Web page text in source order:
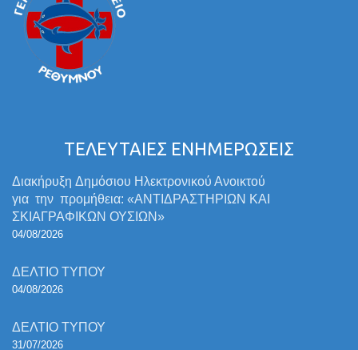
ΤΕΛΕΥΤΑΙΕΣ ΕΝΗΜΕΡΩΣΕΙΣ
Διακήρυξη Δημόσιου Ηλεκτρονικού Ανοικτού
για την προμήθεια: «ΑΝΤΙΔΡΑΣΤΗΡΙΩΝ ΚΑΙ
ΣΚΙΑΓΡΑΦΙΚΩΝ ΟΥΣΙΩΝ»
04/08/2026
ΔΕΛΤΙΟ ΤΥΠΟΥ
04/08/2026
ΔΕΛΤΙΟ ΤΥΠΟΥ
31/07/2026